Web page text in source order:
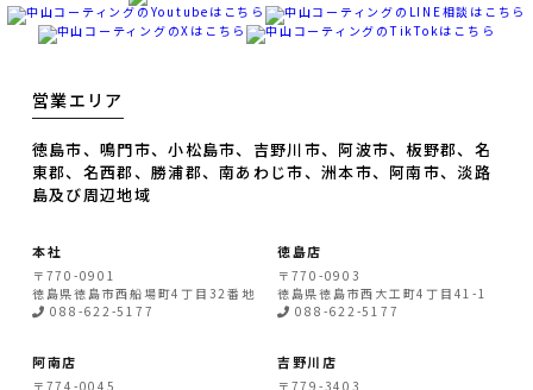
営業エリア
徳島市、鳴門市、小松島市、吉野川市、阿波市、板野郡、名
東郡、名西郡、勝浦郡、南あわじ市、洲本市、阿南市、淡路
島及び周辺地域
本社
〒770-0901
徳島県徳島市西船場町4丁目32番地
088-622-5177
徳島店
〒770-0903
徳島県徳島市西大工町4丁目41-1
088-622-5177
阿南店
〒774-0045
吉野川店
〒779-3403